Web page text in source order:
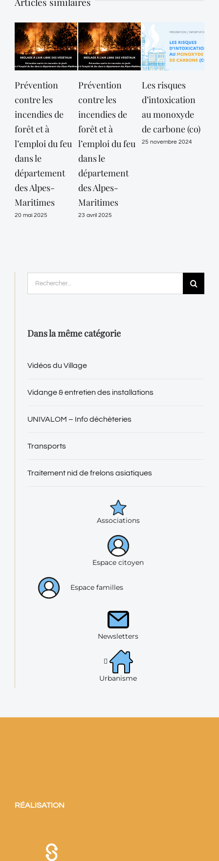
Prévention
contre les
incendies de
forêt et à
l’emploi du feu
dans le
département
des Alpes-
Maritimes
20 mai 2025
Prévention
contre les
incendies de
forêt et à
l’emploi du feu
dans le
département
des Alpes-
Maritimes
23 avril 2025
Les risques
d’intoxication
au monoxyde
de carbone (co)
25 novembre 2024
Dans la même catégorie
Vidéos du Village
Vidange & entretien des installations
UNIVALOM – Info déchèteries
Transports
Traitement nid de frelons asiatiques
Associations
Espace citoyen
Espace familles
Newsletters
Urbanisme
RÉALISATION